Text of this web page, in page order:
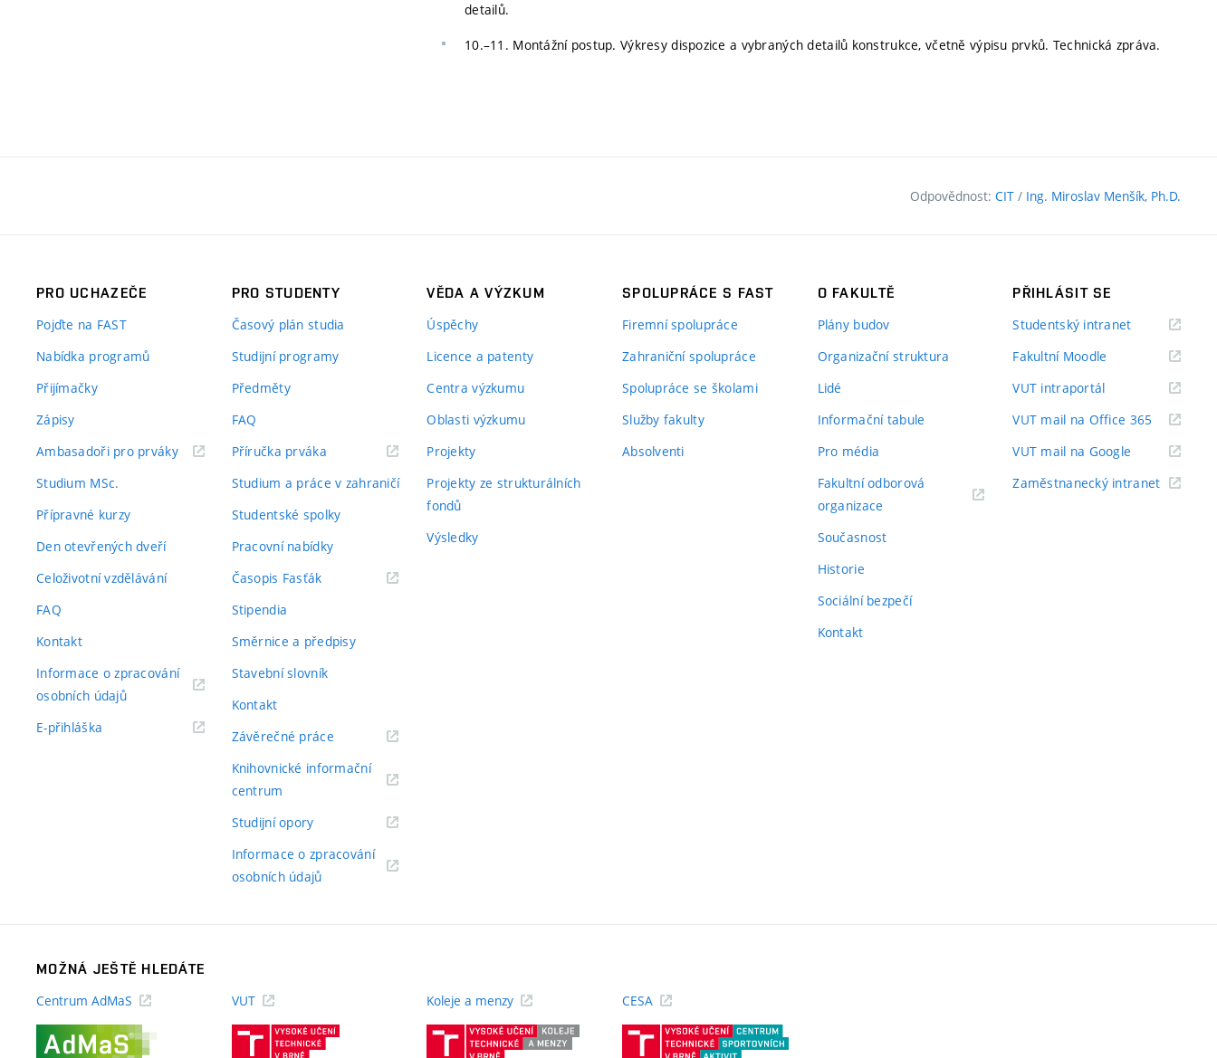
detailů.
10.–11. Montážní postup. Výkresy dispozice a vybraných detailů konstrukce, včetně výpisu prvků. Technická zpráva.
Odpovědnost: CIT / Ing. Miroslav Menšík, Ph.D.
PRO UCHAZEČE
Pojďte na FAST
Nabídka programů
Přijímačky
Zápisy
Ambasadoři pro prváky(externí
Studium MSc.
Přípravné kurzy
Den otevřených dveří
Celoživotní vzdělávání
FAQ
Kontakt
Informace o zpracování
osobních údajů(externí
E-přihláška
PRO STUDENTY
Časový plán studia
Studijní programy
Předměty
FAQ
Příručka prváka(externí
Studium a práce v zahraničí
Studentské spolky
Pracovní nabídky
Časopis Fasťák(externí
Stipendia
Směrnice a předpisy
Stavební slovník
Kontakt
Závěrečné práce(externí
Knihovnické informační
centrum
Studijní opory(externí
Informace o zpracování
osobních údajů(externí
VĚDA A VÝZKUM
Úspěchy
Licence a patenty
Centra výzkumu
Oblasti výzkumu
Projekty
Projekty ze strukturálních
fondů
Výsledky
SPOLUPRÁCE S FAST
Firemní spolupráce
Zahraniční spolupráce
Spolupráce se školami
Služby fakulty
Absolventi
O FAKULTĚ
Plány budov
Organizační struktura
Lidé
Informační tabule
Pro média
Fakultní odborová
organizace
Současnost
Historie
Sociální bezpečí
Kontakt
PŘIHLÁSIT SE
Studentský intranet(externí
Fakultní Moodle
VUT intraportál(externí
VUT mail na Office 365 (externí
VUT mail na Google (externí
Zaměstnanecký intranet(externí
MOŽNÁ JEŠTĚ HLEDÁTE
Centrum AdMaS
VUT
(externí
Koleje a menzy
(externí
CESA